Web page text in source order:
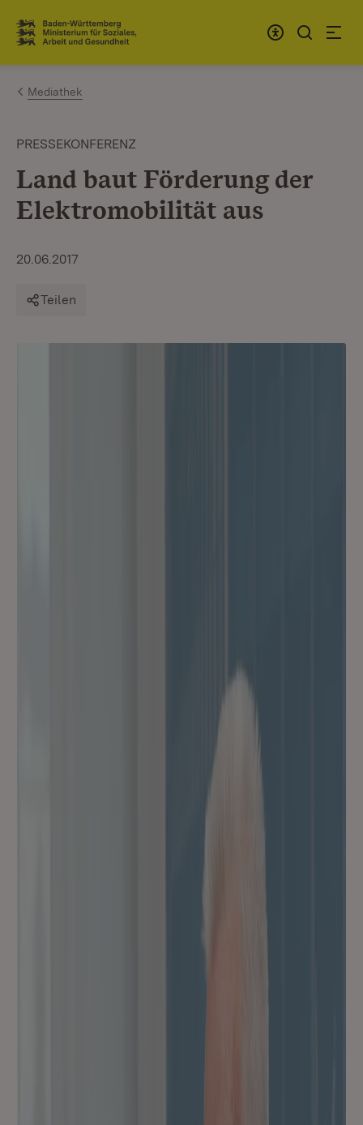
Zum Inhalt springen
Link zur Startseite
Mediathek
PRESSEKONFERENZ
Land baut Förderung der
Elektromobilität aus
20.06.2017
Teilen